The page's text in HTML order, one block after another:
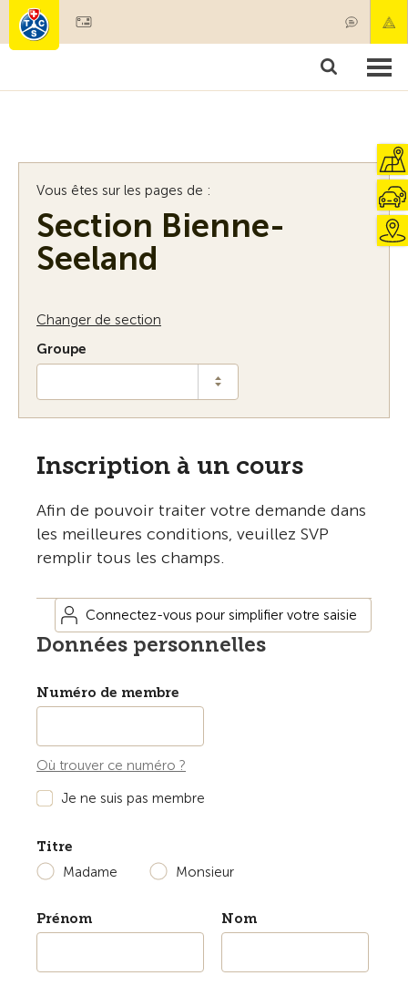
Membres & prestations
Vous êtes sur les pages de :
Section Bienne-
Seeland
Changer de section
Groupe
Inscription à un cours
Afin de pouvoir traiter votre demande dans
les meilleures conditions, veuillez SVP
remplir tous les champs.
Connectez-vous pour simplifier votre saisie
Données personnelles
Numéro de membre
Où trouver ce numéro ?
Je ne suis pas membre
Titre
Madame
Monsieur
Prénom Nom